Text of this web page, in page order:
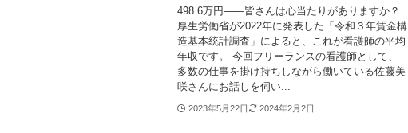
498.6万円――皆さんは心当たりがありますか？
厚生労働省が2022年に発表した「令和３年賃金構
造基本統計調査」によると、これが看護師の平均
年収です。 今回フリーランスの看護師として、
多数の仕事を掛け持ちしながら働いている佐藤美
咲さんにお話しを伺い...
2023年5月22日 2024年2月2日